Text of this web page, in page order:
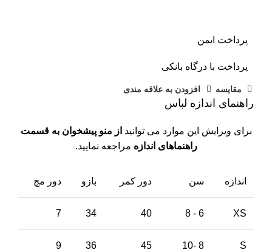
پرداخت ایمن
پرداخت با درگاه بانکی
مقايسه افزودن به علاقه مندی
راهنمای اندازه لباس
برای ویرایش این موارد می توانید از منو پیشخوان به قسمت
راهنماهای اندازه مراجعه نمایید.
اندازه سن دور کمر بازو دور مچ
XS
6 - 8
40
34
7
S
8 -10
45
36
9